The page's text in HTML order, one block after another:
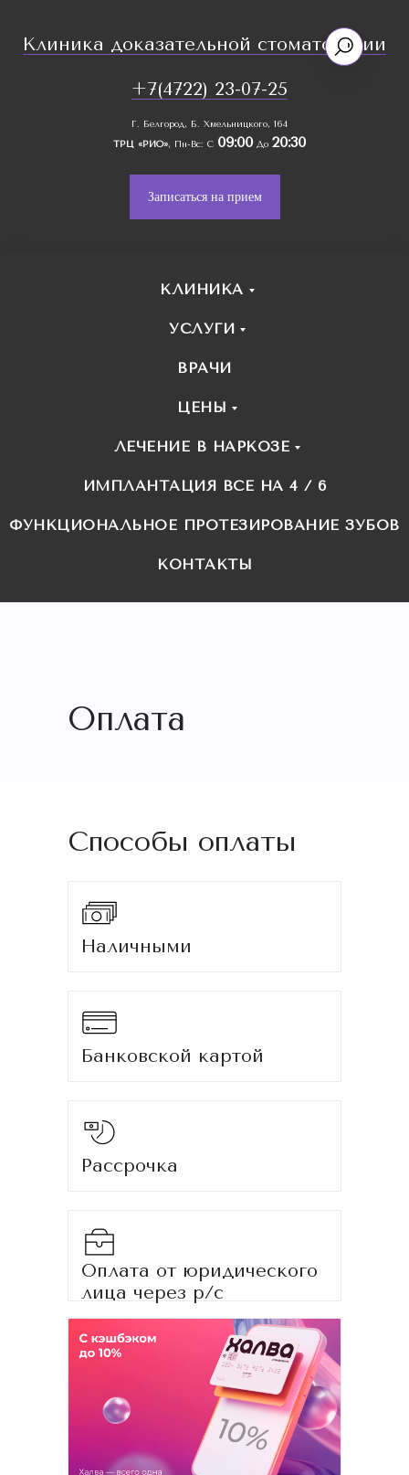
Клиника доказательной стоматологии
+7(4722) 23-07-25
Г. Белгород, Б. Хмельницкого, 164
ТРЦ «РИО», Пн-Вс: С 09:00До 20:30
Записаться на прием
КЛИНИКА
УСЛУГИ
ВРАЧИ
ЦЕНЫ
ЛЕЧЕНИЕ В НАРКОЗЕ
ИМПЛАНТАЦИЯ ВСЕ НА 4 / 6
ФУНКЦИОНАЛЬНОЕ ПРОТЕЗИРОВАНИЕ ЗУБОВ
КОНТАКТЫ
Оплата
Способы оплаты
Наличными
Банковской картой
Рассрочка
Оплата от юридического
лица через р/с